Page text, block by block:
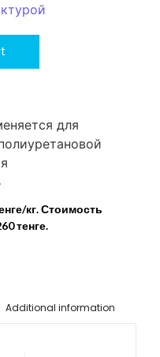
для
кг. Стоимость
тенге.
Additional information